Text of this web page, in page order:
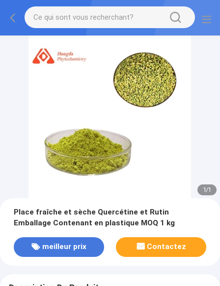
1/1
Place fraîche et sèche Quercétine et Rutin
Emballage Contenant en plastique MOQ 1 kg
meilleur prix Contactez